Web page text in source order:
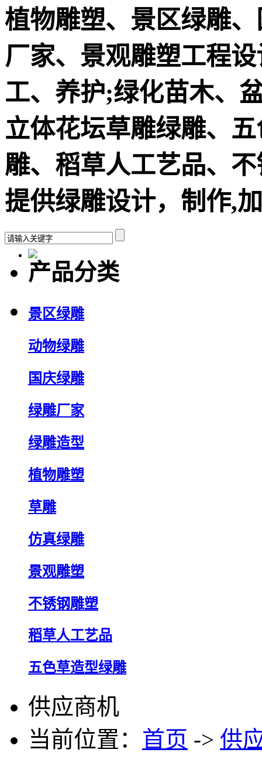
植物雕塑、景区绿雕
厂家、景观雕塑工程
工、养护;绿化苗木、
立体花坛草雕绿雕、
雕、稻草人工艺品、
提供绿雕设计，制作,
产品分类
景区绿雕
动物绿雕
国庆绿雕
绿雕厂家
绿雕造型
植物雕塑
草雕
仿真绿雕
景观雕塑
不锈钢雕塑
稻草人工艺品
五色草造型绿雕
供应商机
当前位置： 首页 -> 供